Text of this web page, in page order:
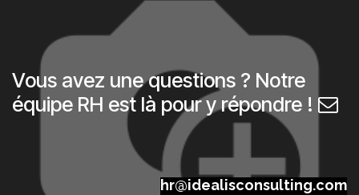
Vous avez une questions ? Notre
équipe RH est là pour y répondre !
hr@idealisconsulting.com